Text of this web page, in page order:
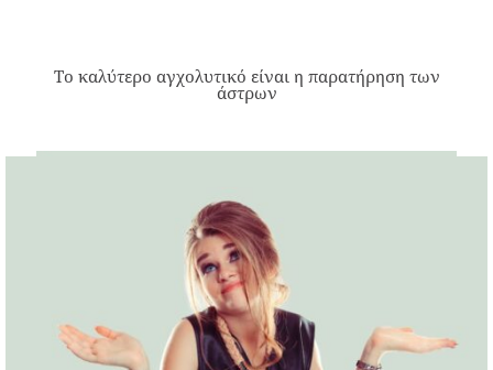
Το καλύτερο αγχολυτικό είναι η παρατήρηση των
άστρων